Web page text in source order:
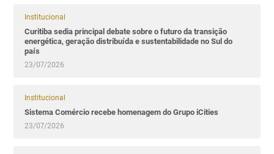
Institucional
Curitiba sedia principal debate sobre o futuro da transição
energética, geração distribuída e sustentabilidade no Sul do
país
23/07/2026
Institucional
Sistema Comércio recebe homenagem do Grupo iCities
23/07/2026